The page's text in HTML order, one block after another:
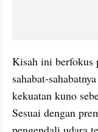
Kisah ini berfokus
sahabat-
kekuatan kuno
Sesuai dengan